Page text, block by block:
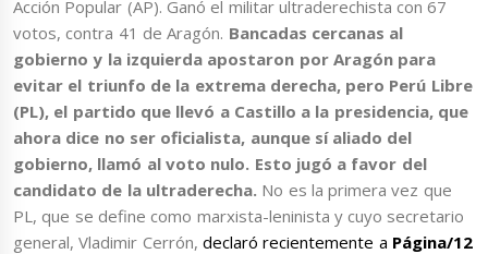
Acción Popular (AP). Ganó el militar ultraderechista con 67
votos, contra 41 de Aragón. Bancadas cercanas al
gobierno y la izquierda apostaron por Aragón para
evitar el triunfo de la extrema derecha, pero Perú Libre
(PL), el partido que llevó a Castillo a la presidencia, que
ahora dice no ser oficialista, aunque sí aliado del
gobierno, llamó al voto nulo. Esto jugó a favor del
candidato de la ultraderecha. No es la primera vez que
PL, que se define como marxista-leninista y cuyo secretario
general, Vladimir Cerrón, declaró recientemente a Página/12